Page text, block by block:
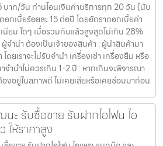
บาท/วัน ท่านโอนเงินค่าบริการทุก 20 วัน (นับ
กเบี้ยร้อยละ 15 ต่อปี โดยอัตราดอกเบี้ยค่า
นียม ใดๆ เมื่อรวมกันแล้วสูงสุดไม่เกิน 28%
ผู้จำนำ ต้องเป็นเจ้าของสินค้า : ผู้นำสินค้ามา
ดยเราจะไม่รับจำนำ เครื่องเช่า เครื่องยืม หรือ
ำนำไม่ควรเกิน 1-2 ปี : หากเกินจะพิจารณา
งอยู่ในสภาพดี ไม่เคยเสียหรือเคยซ่อมมาก่อน
ะ รับซื้อขาย รับฝากไอโฟน ไอ
ให้ราคาสูง